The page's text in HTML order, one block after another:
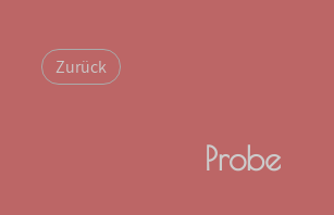
Zurück
Probe